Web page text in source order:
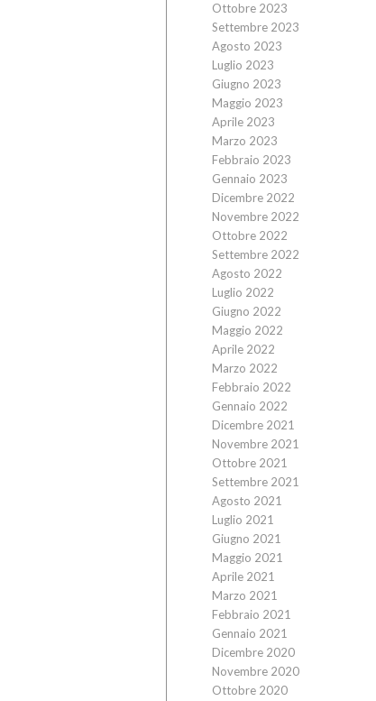
Ottobre 2023
Settembre 2023
Agosto 2023
Luglio 2023
Giugno 2023
Maggio 2023
Aprile 2023
Marzo 2023
Febbraio 2023
Gennaio 2023
Dicembre 2022
Novembre 2022
Ottobre 2022
Settembre 2022
Agosto 2022
Luglio 2022
Giugno 2022
Maggio 2022
Aprile 2022
Marzo 2022
Febbraio 2022
Gennaio 2022
Dicembre 2021
Novembre 2021
Ottobre 2021
Settembre 2021
Agosto 2021
Luglio 2021
Giugno 2021
Maggio 2021
Aprile 2021
Marzo 2021
Febbraio 2021
Gennaio 2021
Dicembre 2020
Novembre 2020
Ottobre 2020